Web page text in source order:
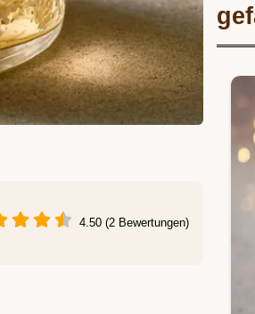
4.50 (2 Bewertungen)